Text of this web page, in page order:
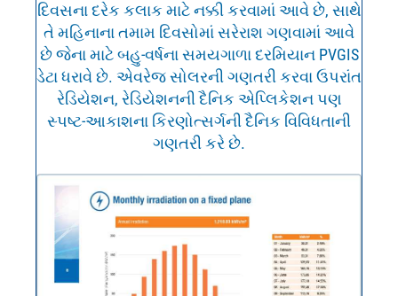
દિવસના દરેક કલાક માટે નક્કી કરવામાં આવે છે, સાથે
તે મહિનાના તમામ દિવસોમાં સરેરાશ ગણવામાં આવે
છે જેના માટે બહુ-વર્ષના સમયગાળા દરમિયાન PVGIS
ડેટા ધરાવે છે. એવરેજ સોલરની ગણતરી કરવા ઉપરાંત
રેડિયેશન, રેડિયેશનની દૈનિક એપ્લિકેશન પણ
સ્પષ્ટ-આકાશના કિરણોત્સર્ગની દૈનિક વિવિધતાની
ગણતરી કરે છે.